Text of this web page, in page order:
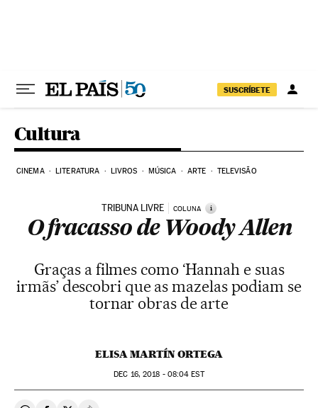
SUSCRÍBETE
Cultura
CINEMA LITERATURA LIVROS MÚSICA ARTE TELEVISÃO
TRIBUNA LIVRE COLUNA i
O fracasso de Woody Allen
Graças a filmes como ‘Hannah e suas
irmãs’ descobri que as mazelas podiam se
tornar obras de arte
ELISA MARTÍN ORTEGA
DEC 16, 2018 - 08:04 EST